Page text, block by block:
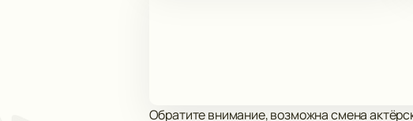
Обратите внимание, возможна смена